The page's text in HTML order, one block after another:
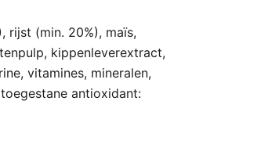
rijst (min. 20%), maïs,
kippenleverextract,
vitamines, mineralen,
antioxidant: